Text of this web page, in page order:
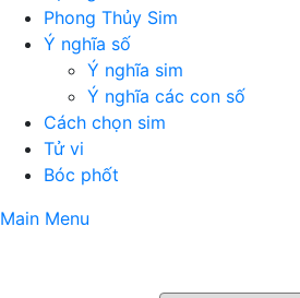
Phong Thủy Sim
Ý nghĩa số
Ý nghĩa sim
Ý nghĩa các con số
Cách chọn sim
Tử vi
Bóc phốt
Main Menu